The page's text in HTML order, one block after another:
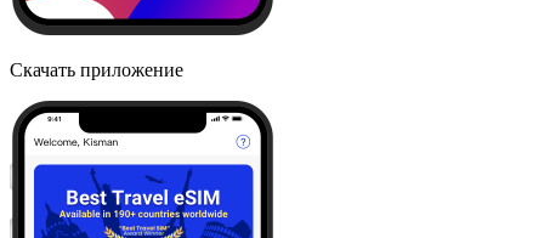
Скачать приложение